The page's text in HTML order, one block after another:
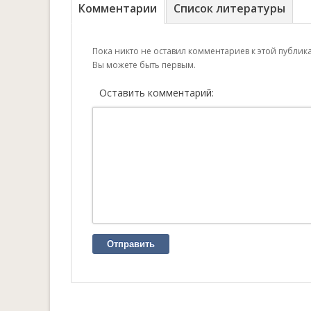
Комментарии Список литературы
Пока никто не оставил комментариев к этой
Вы можете быть первым.
Оставить комментарий:
Отправить